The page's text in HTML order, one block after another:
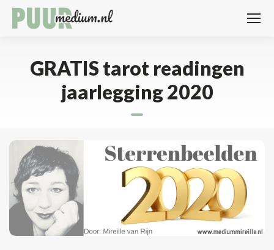
GRATIS tarot readingen
jaarlegging 2020